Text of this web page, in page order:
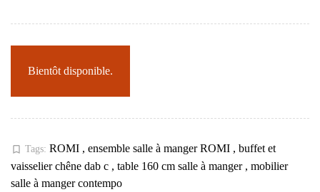
Bientôt disponible.
bookmark_border Tags: ROMI , ensemble salle à manger ROMI , buffet et
vaisselier chêne dab c , table 160 cm salle à manger , mobilier
salle à manger contempo